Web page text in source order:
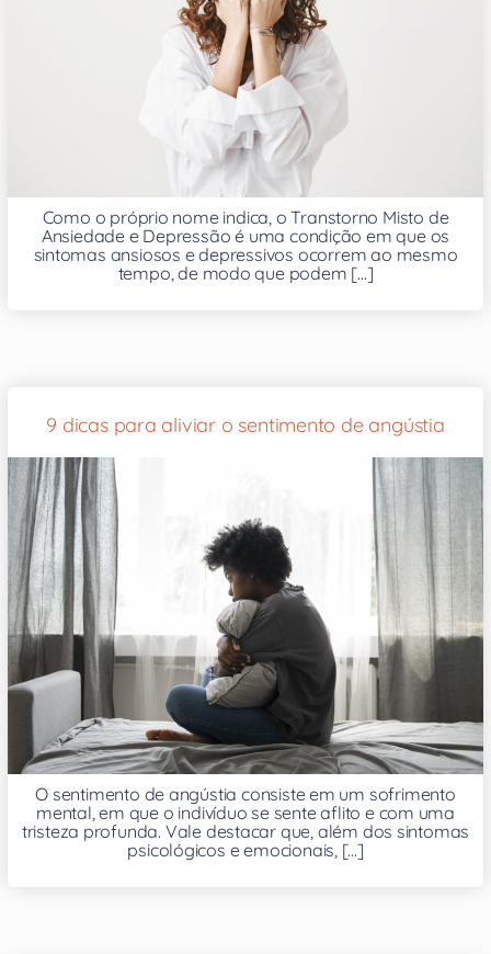
Como o próprio nome indica, o Transtorno Misto de
Ansiedade e Depressão é uma condição em que os
sintomas ansiosos e depressivos ocorrem ao mesmo
tempo, de modo que podem [...]
9 dicas para aliviar o sentimento de angústia
O sentimento de angústia consiste em um sofrimento
mental, em que o indivíduo se sente aflito e com uma
tristeza profunda. Vale destacar que, além dos sintomas
psicológicos e emocionais, [...]